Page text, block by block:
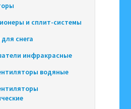
и сплит-системы
снега
инфракрасные
водяные